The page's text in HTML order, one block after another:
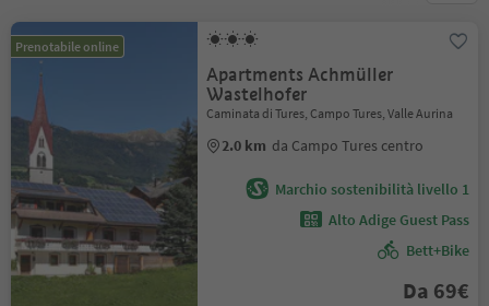
Prenotabile online
Apartments Achmüller
Wastelhofer
Caminata di Tures, Campo Tures, Valle Aurina
2.0 km da Campo Tures centro
Marchio sostenibilità livello 1
Alto Adige Guest Pass
Bett+Bike
Da 69€